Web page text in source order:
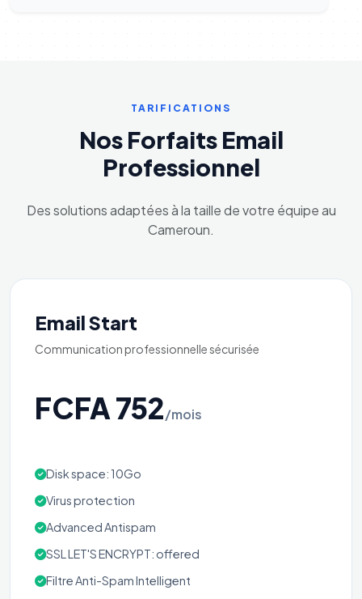
TARIFICATIONS
Nos Forfaits Email
Professionnel
Des solutions adaptées à la taille de votre équipe au
Cameroun.
Email Start
Communication professionnelle sécurisée
FCFA 752/mois
Disk space: 10Go
Virus protection
Advanced Antispam
SSL LET'S ENCRYPT: offered
Filtre Anti-Spam Intelligent